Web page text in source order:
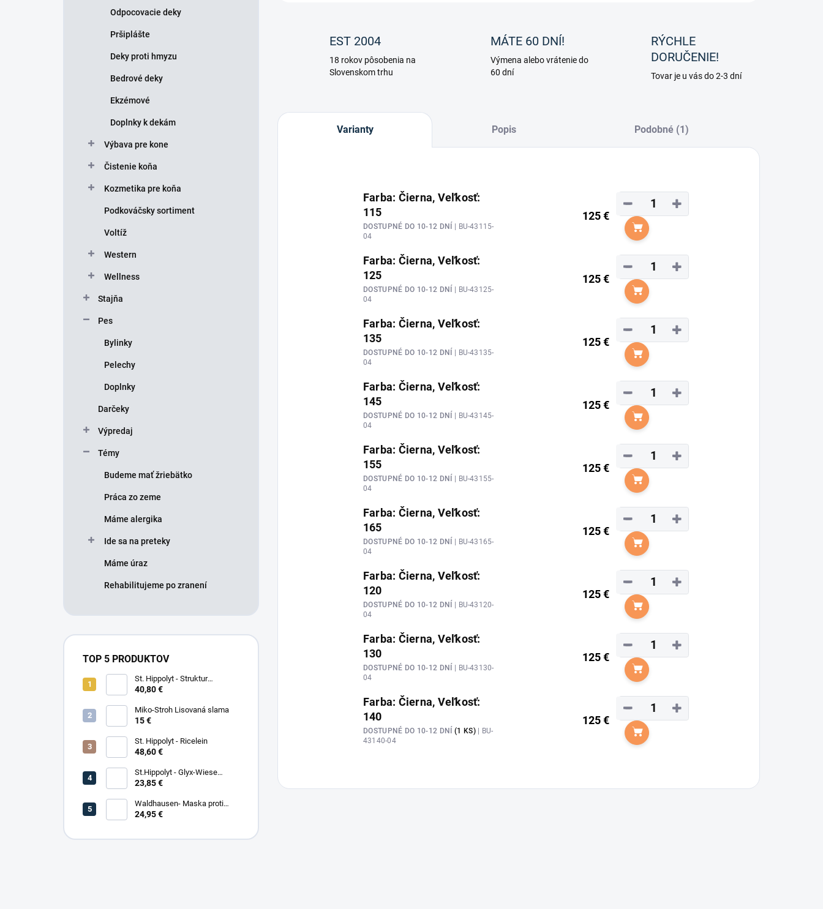
Odpocovacie deky
Pršiplášte
Deky proti hmyzu
Bedrové deky
Ekzémové
Doplnky k dekám
Výbava pre kone
Čistenie koňa
Kozmetika pre koňa
Podkováčsky sortiment
Voltíž
Western
Wellness
Stajňa
Pes
Bylinky
Pelechy
Doplnky
Darčeky
Výpredaj
Témy
Budeme mať žriebätko
Práca zo zeme
Máme alergika
Ide sa na preteky
Máme úraz
Rehabilitujeme po zranení
TOP 5 PRODUKTOV
St. Hippolyt - Struktur
Energetikum
40,80 €
Miko-Stroh Lisovaná slama
15 €
St. Hippolyt - Ricelein
48,60 €
St.Hippolyt - Glyx-Wiese
Seniorfaser
23,85 €
Waldhausen- Maska proti
hmyzu Premium
24,95 €
EST 2004
18 rokov pôsobenia na
Slovenskom trhu
MÁTE 60 DNÍ!
Výmena alebo vrátenie do
60 dní
RÝCHLE
DORUČENIE!
Tovar je u vás do 2-3 dní
Varianty Popis Podobné (1)
Farba: Čierna, Veľkosť:
115
DOSTUPNÉ DO 10-12 DNÍ
| BU-43115-
04
125 €
+
−
Do košíka
Farba: Čierna, Veľkosť:
125
DOSTUPNÉ DO 10-12 DNÍ
| BU-43125-
04
125 €
+
−
Do košíka
Farba: Čierna, Veľkosť:
135
DOSTUPNÉ DO 10-12 DNÍ
| BU-43135-
04
125 €
+
−
Do košíka
Farba: Čierna, Veľkosť:
145
DOSTUPNÉ DO 10-12 DNÍ
| BU-43145-
04
125 €
+
−
Do košíka
Farba: Čierna, Veľkosť:
155
DOSTUPNÉ DO 10-12 DNÍ
| BU-43155-
04
125 €
+
−
Do košíka
Farba: Čierna, Veľkosť:
165
DOSTUPNÉ DO 10-12 DNÍ
| BU-43165-
04
125 €
+
−
Do košíka
Farba: Čierna, Veľkosť:
120
DOSTUPNÉ DO 10-12 DNÍ
| BU-43120-
04
125 €
+
−
Do košíka
Farba: Čierna, Veľkosť:
130
DOSTUPNÉ DO 10-12 DNÍ
| BU-43130-
04
125 €
+
−
Do košíka
Farba: Čierna, Veľkosť:
140
DOSTUPNÉ DO 10-12 DNÍ(1 KS)| BU-
43140-04
125 €
+
−
Do košíka